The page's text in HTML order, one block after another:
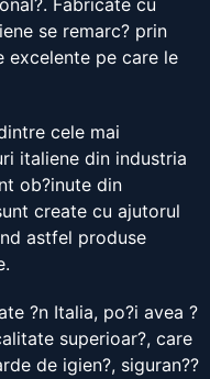
Fabricate cu
se remarc? prin
excelente pe care le
cele mai
italiene din industria
ob?inute din
create cu ajutorul
astfel produse
?n Italia, po?i avea ?
superioar?, care
de igien?, siguran??